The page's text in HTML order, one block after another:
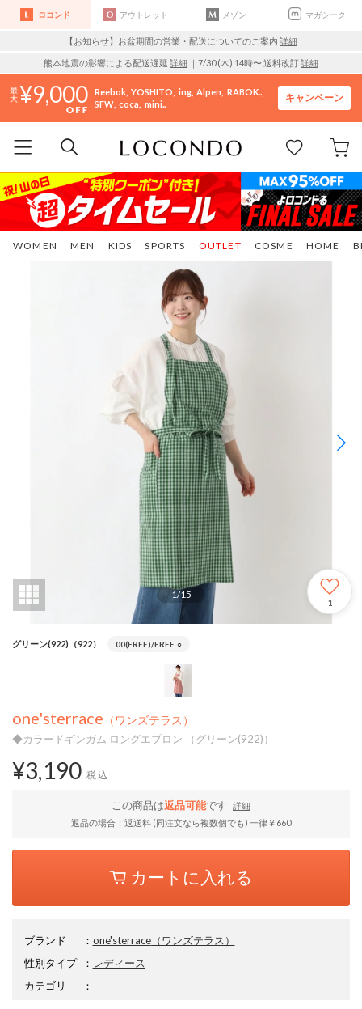
ロコンド アウトレット メゾン マガシーク
【お知らせ】お盆期間の営業・配送についてのご案内 詳細
熊本地震の影響による配送遅延 詳細 ｜7/30 (木) 14時〜 送料改訂詳細
9,000 Reebok YOSHITO ing Alpen
RABOK..
SFW coca mini..
キャンペーン
WOMEN MEN KIDS SPORTS COSME HOME
OUTLET
1/15
1
グリーン(922)（922） 00(FREE)/FREE ○
one'sterrace （ワンズテラス）
◆カラードギンガム ロングエプロン （グリーン(922)）
¥3,190 税込
この商品は返品可能です
詳細
返品の場合：返送料 (同注文なら複数個でも) 一律￥660
カートに入れる
ブランド ： one'sterrace（ワンズテラス）
性別タイプ
： レディース
カテゴリ
：